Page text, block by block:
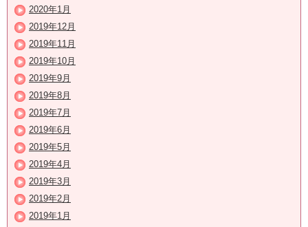
2020年1月
2019年12月
2019年11月
2019年10月
2019年9月
2019年8月
2019年7月
2019年6月
2019年5月
2019年4月
2019年3月
2019年2月
2019年1月